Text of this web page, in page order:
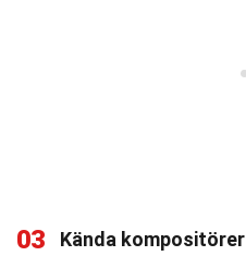
03
Kända kompositörer